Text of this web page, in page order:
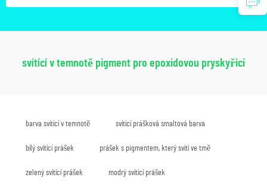
svítící v temnotě pigment pro epoxidovou pryskyřici
barva svítící v temnotě svítící prášková smaltová barva
bílý svítící prášek prášek s pigmentem, který svítí ve tmě
zelený svítící prášek modrý svítící prášek